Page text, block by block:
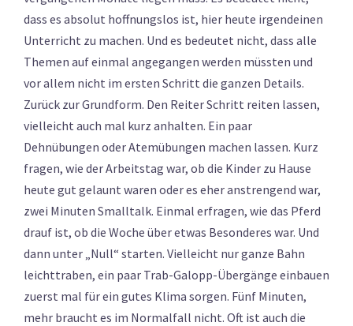
dass es absolut hoffnungslos ist, hier heute irgendeinen
Unterricht zu machen. Und es bedeutet nicht, dass alle
Themen auf einmal angegangen werden müssten und
vor allem nicht im ersten Schritt die ganzen Details.
Zurück zur Grundform. Den Reiter Schritt reiten lassen,
vielleicht auch mal kurz anhalten. Ein paar
Dehnübungen oder Atemübungen machen lassen. Kurz
fragen, wie der Arbeitstag war, ob die Kinder zu Hause
heute gut gelaunt waren oder es eher anstrengend war,
zwei Minuten Smalltalk. Einmal erfragen, wie das Pferd
drauf ist, ob die Woche über etwas Besonderes war. Und
dann unter „Null“ starten. Vielleicht nur ganze Bahn
leichttraben, ein paar Trab-Galopp-Übergänge einbauen
zuerst mal für ein gutes Klima sorgen. Fünf Minuten,
mehr braucht es im Normalfall nicht. Oft ist auch die